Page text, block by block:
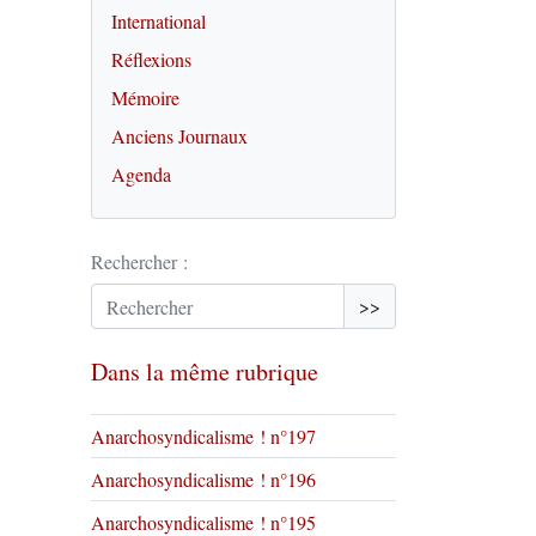
International
Réflexions
Mémoire
Anciens Journaux
Agenda
Rechercher :
>>
Dans la même rubrique
Anarchosyndicalisme ! n°197
Anarchosyndicalisme ! n°196
Anarchosyndicalisme ! n°195